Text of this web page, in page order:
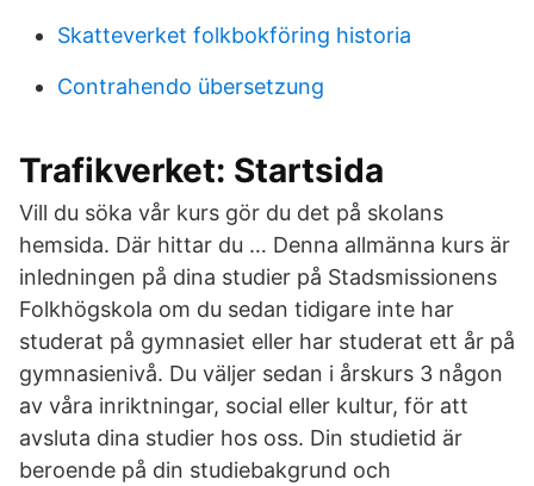
Skatteverket folkbokföring historia
Contrahendo übersetzung
Trafikverket: Startsida
Vill du söka vår kurs gör du det på skolans
hemsida. Där hittar du … Denna allmänna kurs är
inledningen på dina studier på Stadsmissionens
Folkhögskola om du sedan tidigare inte har
studerat på gymnasiet eller har studerat ett år på
gymnasienivå. Du väljer sedan i årskurs 3 någon
av våra inriktningar, social eller kultur, för att
avsluta dina studier hos oss. Din studietid är
beroende på din studiebakgrund och